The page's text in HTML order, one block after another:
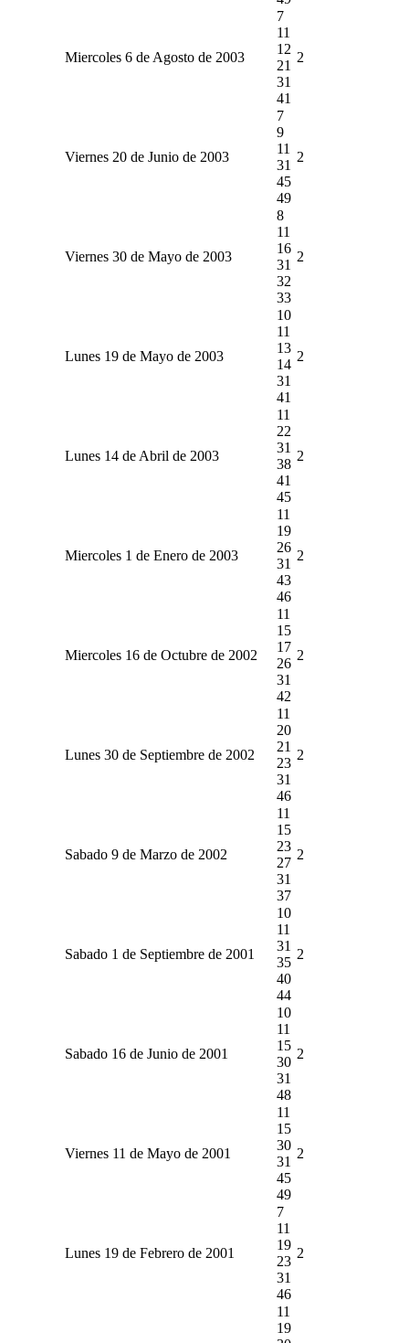
Miercoles 6 de Agosto de 2003
7
11
12
21
31
41
2
Viernes 20 de Junio de 2003
7
9
11
31
45
49
2
Viernes 30 de Mayo de 2003
8
11
16
31
32
33
2
Lunes 19 de Mayo de 2003
10
11
13
14
31
41
2
Lunes 14 de Abril de 2003
11
22
31
38
41
45
2
Miercoles 1 de Enero de 2003
11
19
26
31
43
46
2
Miercoles 16 de Octubre de 2002
11
15
17
26
31
42
2
Lunes 30 de Septiembre de 2002
11
20
21
23
31
46
2
Sabado 9 de Marzo de 2002
11
15
23
27
31
37
2
Sabado 1 de Septiembre de 2001
10
11
31
35
40
44
2
Sabado 16 de Junio de 2001
10
11
15
30
31
48
2
Viernes 11 de Mayo de 2001
11
15
30
31
45
49
2
Lunes 19 de Febrero de 2001
7
11
19
23
31
46
2
11
19